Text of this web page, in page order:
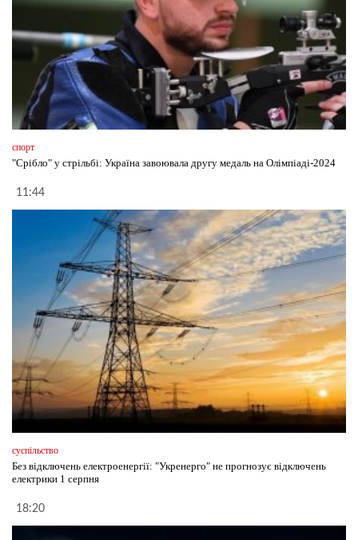
спорт
"Срібло" у стрільбі: Україна завоювала другу медаль на Олімпіаді-2024
11:44
суспільство
Без відключень електроенергії: "Укренерго" не прогнозує відключень
електрики 1 серпня
18:20